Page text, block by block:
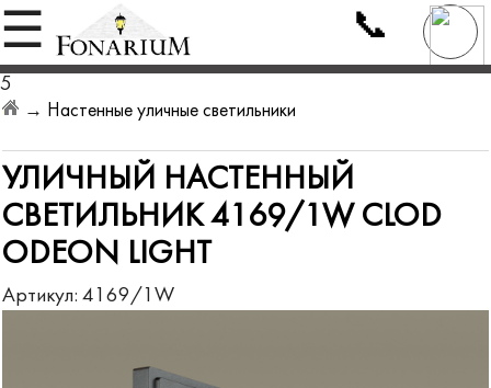
☰ 📞
5
→ Настенные уличные светильники
УЛИЧНЫЙ НАСТЕННЫЙ
СВЕТИЛЬНИК 4169/1W CLOD
ODEON LIGHT
Артикул:4169/1W